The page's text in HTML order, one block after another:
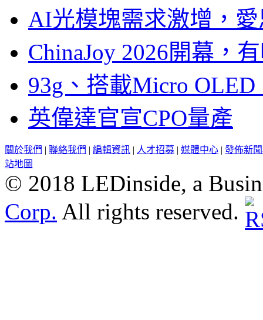
AI光模塊需求激增，
ChinaJoy 2026開幕，
93g、搭載Micro
英偉達官宣CPO量產
關於我們 | 聯絡我們 | 編輯資訊 | 人才招募 | 媒體中心 | 發佈新
站地圖
© 2018 LEDinside, a
Corp. All rights reserved.